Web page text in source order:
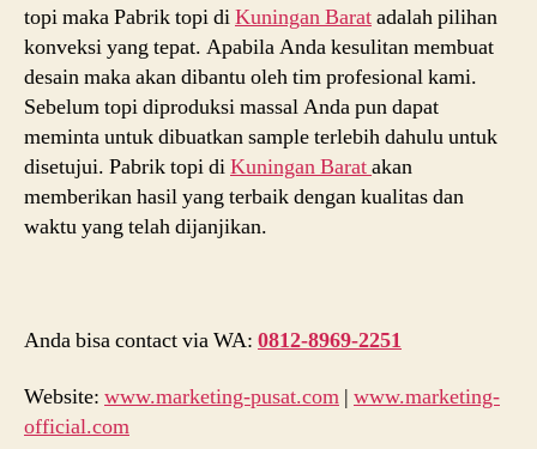
topi maka Pabrik topi diKuningan Baratadalah pilihan
konveksi yang tepat. Apabila Anda kesulitan membuat
desain maka akan dibantu oleh tim profesional kami.
Sebelum topi diproduksi massal Anda pun dapat
meminta untuk dibuatkan sample terlebih dahulu untuk
disetujui. Pabrik topi diKuningan Baratakan
memberikan hasil yang terbaik dengan kualitas dan
waktu yang telah dijanjikan.
Anda bisa contact via WA: 0812-8969-2251
Website: www.marketing-pusat.com | www.marketing-
official.com